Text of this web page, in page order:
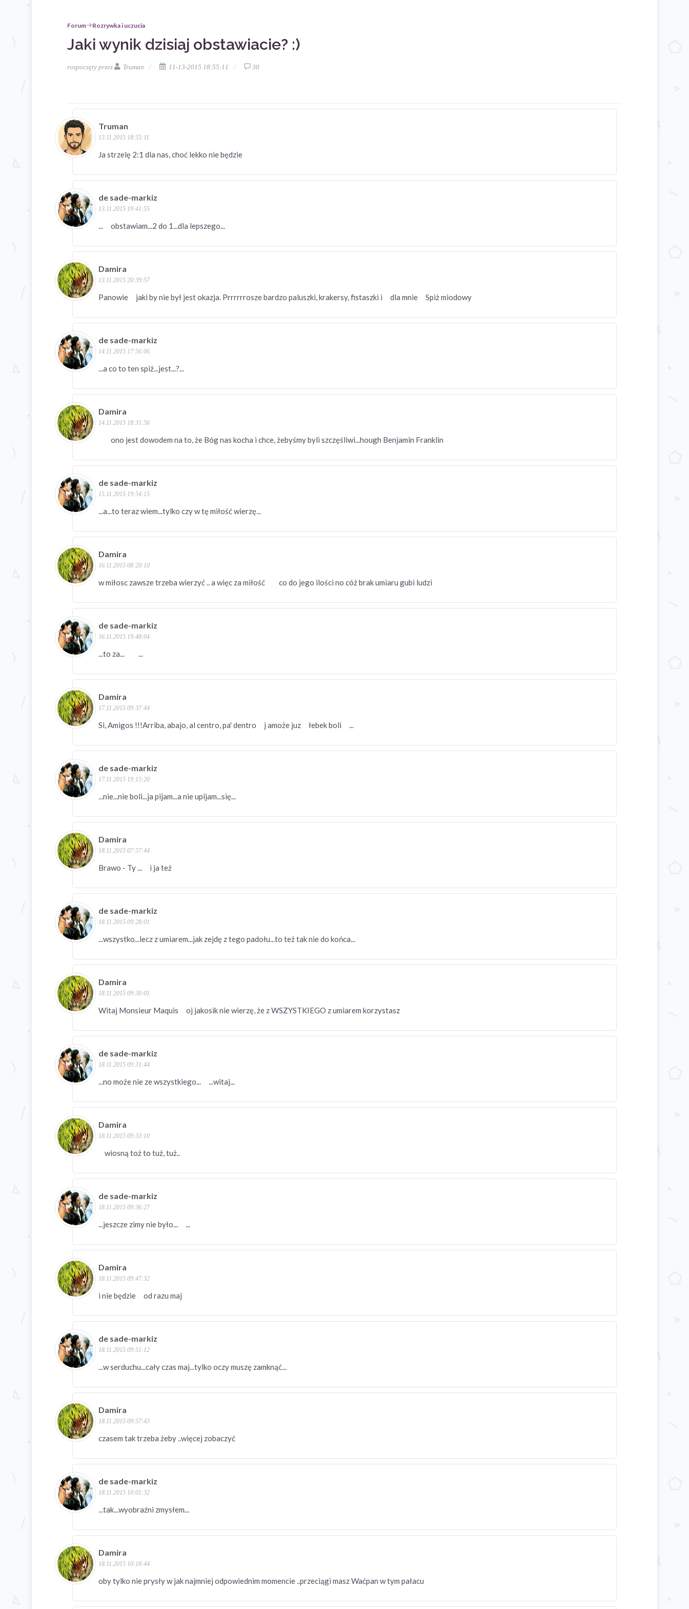
Forum Rozrywka i uczucia
Jaki wynik dzisiaj obstawiacie? :)
rozpoczęty przez Truman 11-13-2015 18:55:11 30
Truman
13.11.2015 18:55:11
Ja strzelę 2:1 dla nas, choć lekko nie będzie
de sade-markiz
13.11.2015 19:41:55
... obstawiam...2 do 1...dla lepszego...
Damira
13.11.2015 20:39:57
Panowie jaki by nie był jest okazja. Prrrrrrosze bardzo paluszki, krakersy, fistaszki i dla mnie Spiż miodowy
de sade-markiz
14.11.2015 17:56:06
...a co to ten spiż...jest...?...
Damira
14.11.2015 18:31:56
ono jest dowodem na to, że Bóg nas kocha i chce, żebyśmy byli szczęśliwi...hough Benjamin Franklin
de sade-markiz
15.11.2015 19:54:15
...a...to teraz wiem...tylko czy w tę miłość wierzę...
Damira
16.11.2015 08:20:10
w miłosc zawsze trzeba wierzyć .. a więc za miłość co do jego ilości no cóż brak umiaru gubi ludzi
de sade-markiz
16.11.2015 19:48:04
...to za... ...
Damira
17.11.2015 09:37:44
Si, Amigos !!!Arriba, abajo, al centro, pa' dentro j amoże juz łebek boli ...
de sade-markiz
17.11.2015 19:15:20
...nie...nie boli...ja pijam...a nie upijam...się...
Damira
18.11.2015 07:57:44
Brawo - Ty ... i ja też
de sade-markiz
18.11.2015 09:28:01
...wszystko...lecz z umiarem...jak zejdę z tego padołu...to też tak nie do końca...
Damira
18.11.2015 09:30:01
Witaj Monsieur Maquis oj jakosik nie wierzę, że z WSZYSTKIEGO z umiarem korzystasz
de sade-markiz
18.11.2015 09:31:44
...no może nie ze wszystkiego... ...witaj...
Damira
18.11.2015 09:33:10
wiosną toż to tuż, tuż..
de sade-markiz
18.11.2015 09:36:27
...jeszcze zimy nie było... ...
Damira
18.11.2015 09:47:32
i nie będzie od razu maj
de sade-markiz
18.11.2015 09:51:12
...w serduchu...cały czas maj...tylko oczy muszę zamknąć...
Damira
18.11.2015 09:57:43
czasem tak trzeba żeby ..więcej zobaczyć
de sade-markiz
18.11.2015 10:01:32
...tak...wyobraźni zmysłem...
Damira
18.11.2015 10:18:44
oby tylko nie prysły w jak najmniej odpowiednim momencie ..przeciągi masz Waćpan w tym pałacu